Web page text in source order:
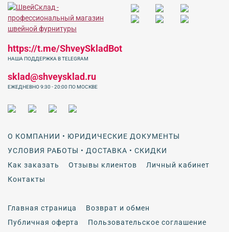
О КОМПАНИИ • ЮРИДИЧЕСКИЕ ДОКУМЕНТЫ
УСЛОВИЯ РАБОТЫ • ДОСТАВКА • СКИДКИ
Как заказать
Отзывы клиентов
Личный кабинет
Контакты
Главная страница
Возврат и обмен
Публичная оферта
Пользовательское соглашение
https://t.me/ShveySkladBot
НАША ПОДДЕРЖКА В TELEGRAM
sklad@shveysklad.ru
ЕЖЕДНЕВНО 9:30 - 20:00 ПО МОСКВЕ